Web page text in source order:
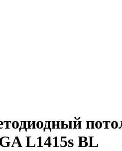
L1415s BL